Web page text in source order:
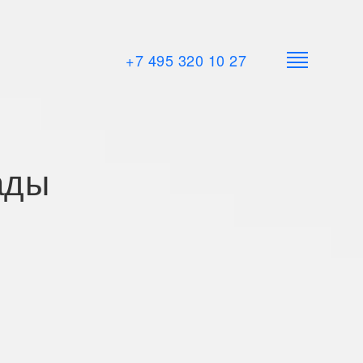
+7 495 320 10 27